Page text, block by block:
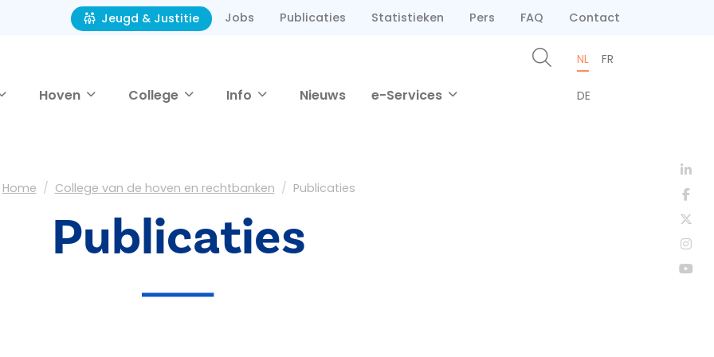
Jeugd & Justitie Jobs Publicaties Statistieken Pers FAQ Contact
Hoven College Info Nieuws e-Services
NL FR
DE
Home College van de hoven en rechtbanken Publicaties
Publicaties